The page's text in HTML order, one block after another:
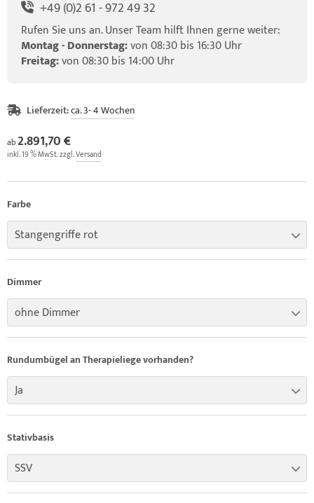
+49 (0)2 61 - 972 49 32
Rufen Sie uns an. Unser Team hilft Ihnen gerne weiter:
Montag - Donnerstag:von 08:30 bis 16:30 Uhr
Freitag:von 08:30 bis 14:00 Uhr
Lieferzeit:ca. 3- 4 Wochen
ab2.891,70 €
inkl. 19 % MwSt. zzgl.Versand
Farbe
Stangengriffe rot
Dimmer
ohne Dimmer
Rundumbügel an Therapieliege vorhanden?
Ja
Stativbasis
SSV